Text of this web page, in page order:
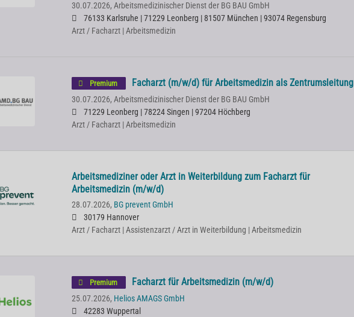
30.07.2026, Arbeitsmedizinischer Dienst der BG BAU GmbH
76133 Karlsruhe | 71229 Leonberg | 81507 München | 93074 Regensburg
Arzt / Facharzt | Arbeitsmedizin
Premium Facharzt (m/w/d) für Arbeitsmedizin als Zentrumsleitung
30.07.2026, Arbeitsmedizinischer Dienst der BG BAU GmbH
71229 Leonberg | 78224 Singen | 97204 Höchberg
Arzt / Facharzt | Arbeitsmedizin
Arbeitsmediziner oder Arzt in Weiterbildung zum Facharzt für
Arbeitsmedizin (m/w/d)
28.07.2026, BG prevent GmbH
30179 Hannover
Arzt / Facharzt | Assistenzarzt / Arzt in Weiterbildung | Arbeitsmedizin
Premium Facharzt für Arbeitsmedizin (m/w/d)
25.07.2026, Helios AMAGS GmbH
42283 Wuppertal